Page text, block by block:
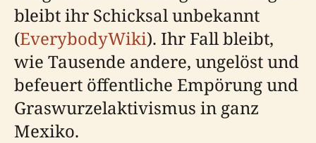
bleibt ihr Schicksal unbekannt
(EverybodyWiki). Ihr Fall bleibt,
wie Tausende andere, ungelöst und
befeuert öffentliche Empörung und
Graswurzelaktivismus in ganz
Mexiko.